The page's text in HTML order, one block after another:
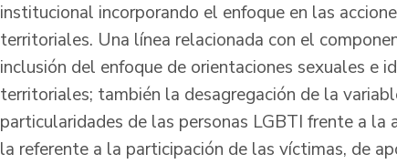
institucional incorporando el enfoque en las
territoriales. Una línea relacionada con el
inclusión del enfoque de orientaciones sexuales e
territoriales; también la desagregación de la
particularidades de las personas LGBTI frente a la
la referente a la participación de las víctimas, de